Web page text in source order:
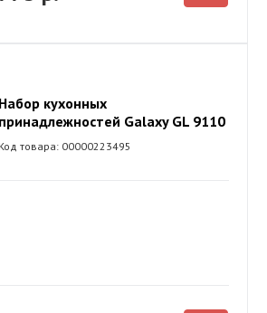
Набор кухонных
принадлежностей Galaxy GL 9110
Код товара: 00000223495